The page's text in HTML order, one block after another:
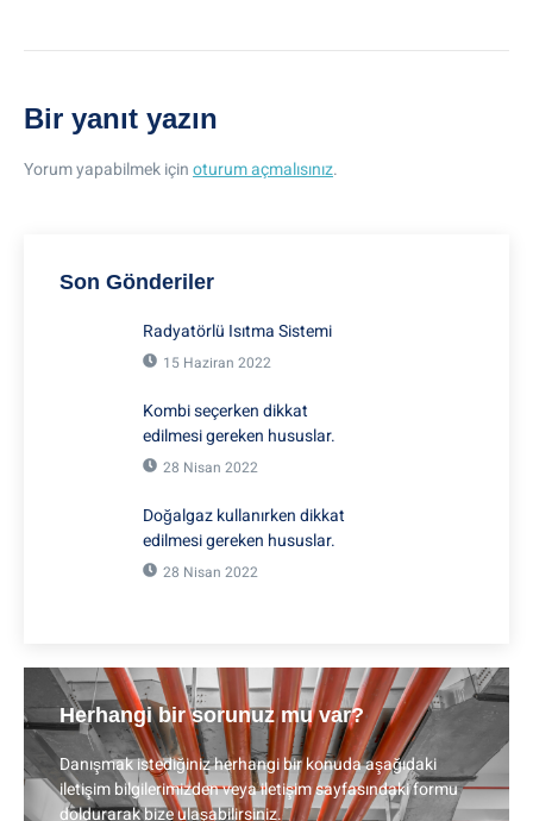
Bir yanıt yazın
Yorum yapabilmek içinoturum açmalısınız.
Son Gönderiler
Radyatörlü Isıtma Sistemi
15 Haziran 2022
Kombi seçerken dikkat
edilmesi gereken hususlar.
28 Nisan 2022
Doğalgaz kullanırken dikkat
edilmesi gereken hususlar.
28 Nisan 2022
Herhangi bir sorunuz mu var?
Danışmak istediğiniz herhangi bir konuda aşağıdaki
iletişim bilgilerimizden veya iletişim sayfasındaki formu
doldurarak bize ulaşabilirsiniz.